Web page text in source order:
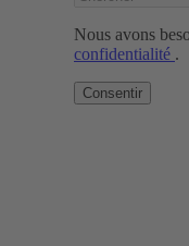
Nous avons
confidentialité .
Consentir